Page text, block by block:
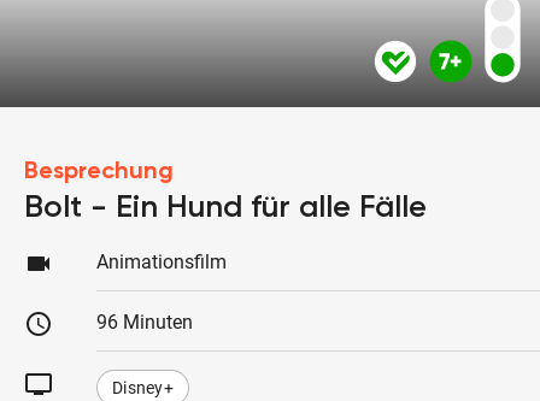
Besprechung
Bolt - Ein Hund für alle Fälle
videocam Animationsfilm
schedule 96 Minuten
tv Disney+